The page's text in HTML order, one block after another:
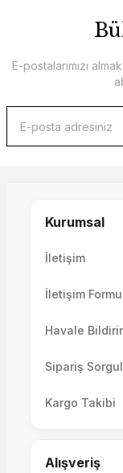
23.500,00 TL
E-postalarımızı
Kurumsal
İletişim
İletişim Formu
Havale
Sipariş
Kargo Takibi
Alışveriş